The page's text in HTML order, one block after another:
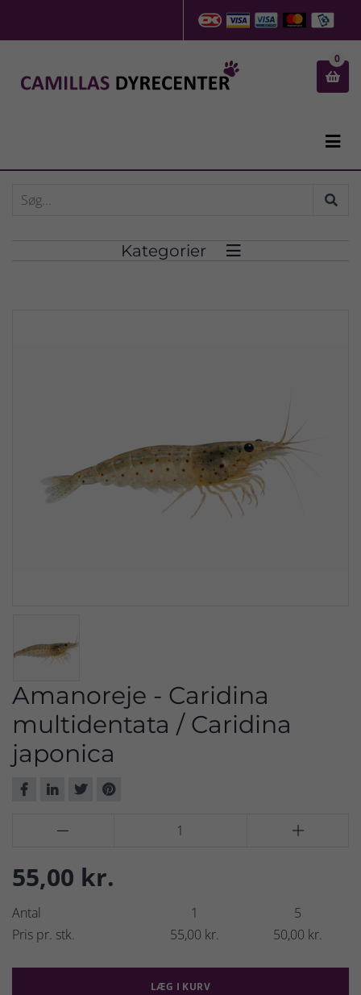

0

Kategorier 
Amanoreje - Caridina
multidentata / Caridina
japonica
 
55,00 kr.
Antal 1
5
Pris pr. stk.
55,00 kr. 50,00 kr.
LÆG I KURV